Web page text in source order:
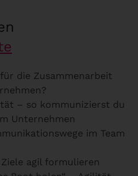
die Zusammenarbeit
– so kommunizierst du
Unternehmen
im Team
agil formulieren